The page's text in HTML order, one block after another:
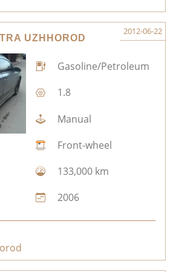
UZHHOROD
2012-06-22
Gasoline/Petroleum
1.8
Manual
Front-wheel
133,000 km
2006